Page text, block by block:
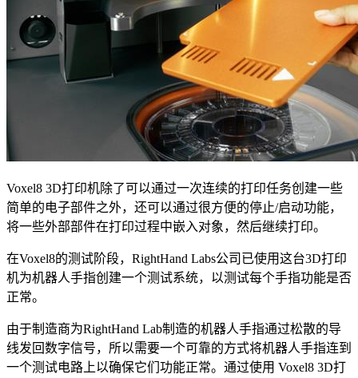
Voxel8 3D打印机除了可以通过一次连续的打印任务创建一些
简单的电子部件之外，还可以通过很方便的停止/启动功能，
将一些外部部件在打印过程中嵌入对象，然后继续打印。
在Voxel8的测试阶段，RightHand Labs公司已使用这台3D打印
机为机器人手指创建一个测试系统，以测试每个手指功能是否
正常。
由于制造商为RightHand Lab制造的机器人手指通过松散的导
线发回数字信号，所以需要一个可靠的方式将机器人手指连到
一个测试电路上以确保它们功能正常。通过使用 Voxel8 3D打